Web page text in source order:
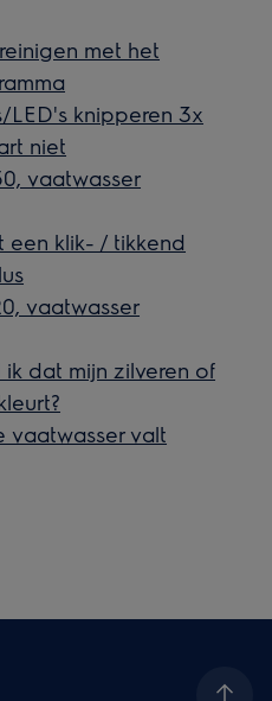
met het
knipperen 3x
niet
vaatwasser
een klik- / tikkend
vaatwasser
dat mijn zilveren of
vaatwasser valt